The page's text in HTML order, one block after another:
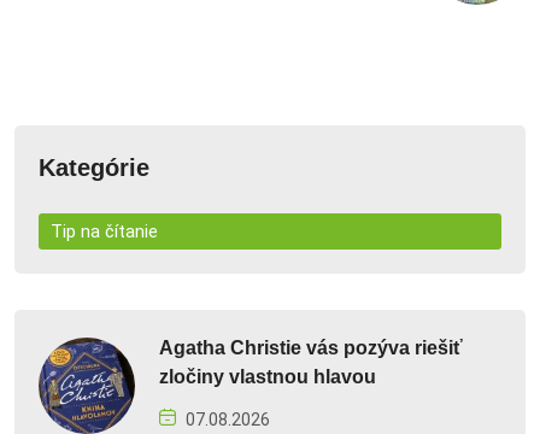
Kategórie
Tip na čítanie
Agatha Christie vás pozýva riešiť
zločiny vlastnou hlavou
07.08.2026